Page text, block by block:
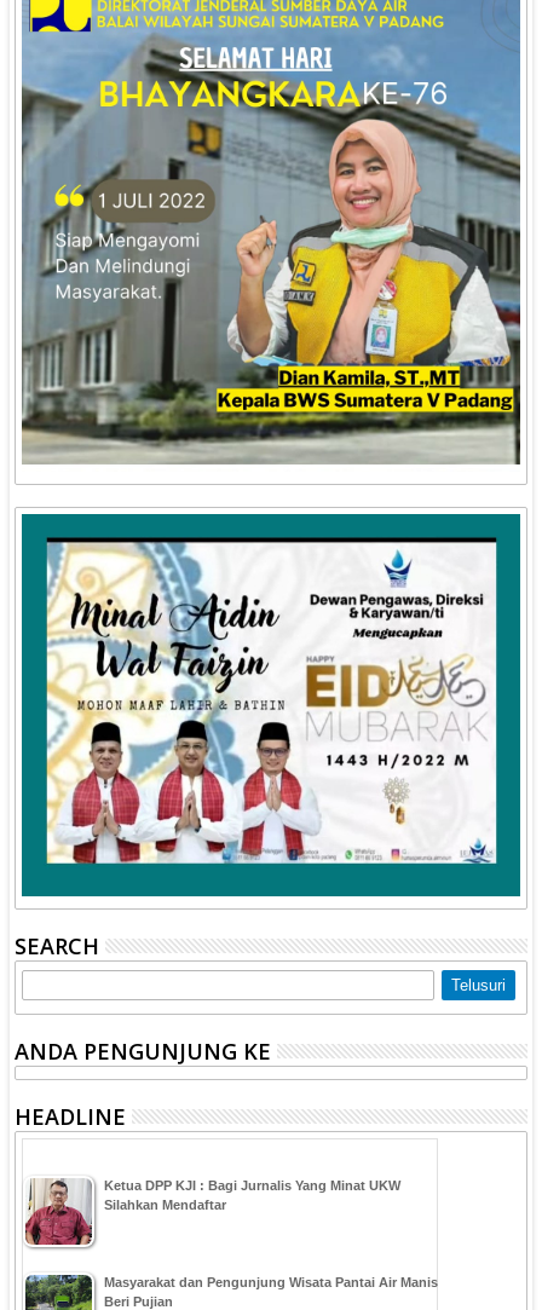
SEARCH
ANDA PENGUNJUNG KE
HEADLINE
Ketua DPP KJI : Bagi Jurnalis Yang Minat UKW
Silahkan Mendaftar
Masyarakat dan Pengunjung Wisata Pantai Air Manis
Beri Pujian